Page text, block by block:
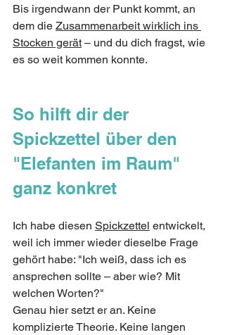
Bis irgendwann der Punkt kommt, an
dem die Zusammenarbeit wirklich ins
Stocken gerät – und du dich fragst, wie
es so weit kommen konnte.
So hilft dir der
Spickzettel über den
"Elefanten im Raum"
ganz konkret
Ich habe diesen Spickzettel entwickelt,
weil ich immer wieder dieselbe Frage
gehört habe: "Ich weiß, dass ich es
ansprechen sollte – aber wie? Mit
welchen Worten?"
Genau hier setzt er an. Keine
komplizierte Theorie. Keine langen